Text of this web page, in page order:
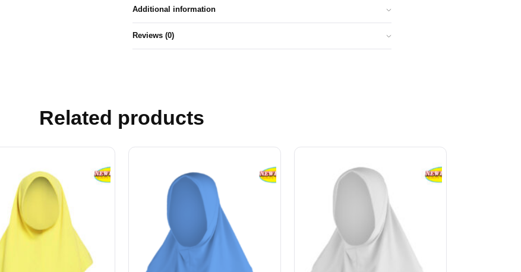
Additional information
Reviews (0)
Related products